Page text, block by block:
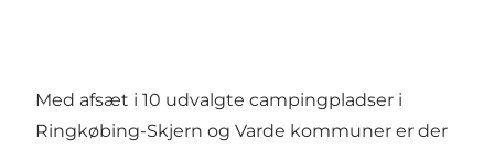
Med afsæt i 10 udvalgte campingpladser i
Ringkøbing-Skjern og Varde kommuner er der